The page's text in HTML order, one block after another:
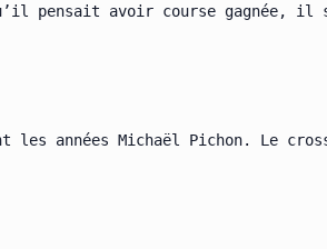
pensait avoir course gagnée, il
les années Michaël Pichon. Le